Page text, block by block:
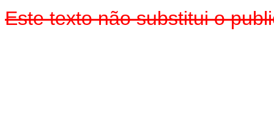
Este texto não substitui o